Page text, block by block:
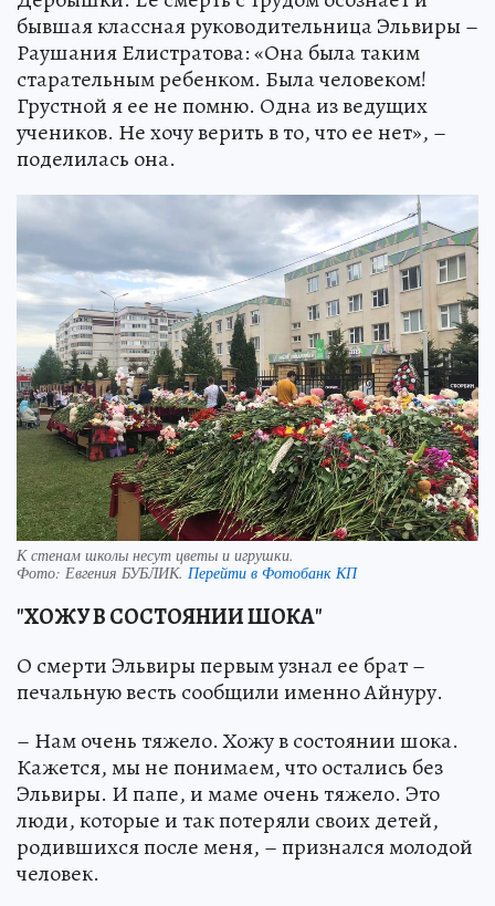
бывшая классная руководительница Эльвиры –
Раушания Елистратова: «Она была таким
старательным ребенком. Была человеком!
Грустной я ее не помню. Одна из ведущих
учеников. Не хочу верить в то, что ее нет», –
поделилась она.
К стенам школы несут цветы и игрушки.
Фото: Евгения БУБЛИК. Перейти в Фотобанк КП
"ХОЖУ В СОСТОЯНИИ ШОКА"
О смерти Эльвиры первым узнал ее брат –
печальную весть сообщили именно Айнуру.
– Нам очень тяжело. Хожу в состоянии шока.
Кажется, мы не понимаем, что остались без
Эльвиры. И папе, и маме очень тяжело. Это
люди, которые и так потеряли своих детей,
родившихся после меня, – признался молодой
человек.